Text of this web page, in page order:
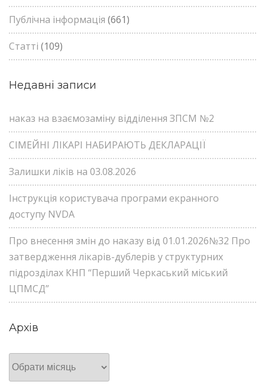
Публічна інформація (661)
Статті (109)
Недавні записи
наказ на взаємозаміну відділення ЗПСМ №2
СІМЕЙНІ ЛІКАРІ НАБИРАЮТЬ ДЕКЛАРАЦІЇ
Залишки ліків на 03.08.2026
Інструкція користувача програми екранного
доступу NVDA
Про внесення змін до наказу від 01.01.2026№32 Про
затвердження лікарів-дублерів у структурних
підрозділах КНП “Перший Черкаський міський
ЦПМСД”
Архів
Архів